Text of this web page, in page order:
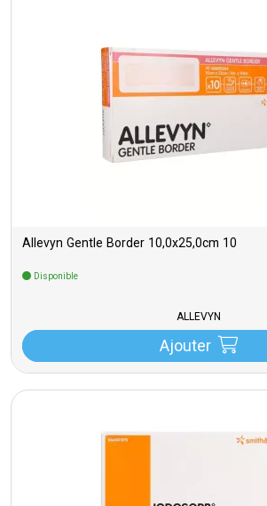
Allevyn Gentle Border 10,0x25,0cm 10
Disponible
ALLEVYN
Ajouter